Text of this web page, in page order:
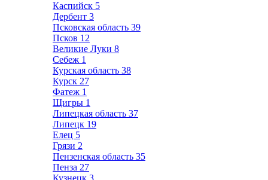
Каспийск 5
Дербент 3
Псковская область 39
Псков 12
Великие Луки 8
Себеж 1
Курская область 38
Курск 27
Фатеж 1
Щигры 1
Липецкая область 37
Липецк 19
Елец 5
Грязи 2
Пензенская область 35
Пенза 27
Кузнецк 3